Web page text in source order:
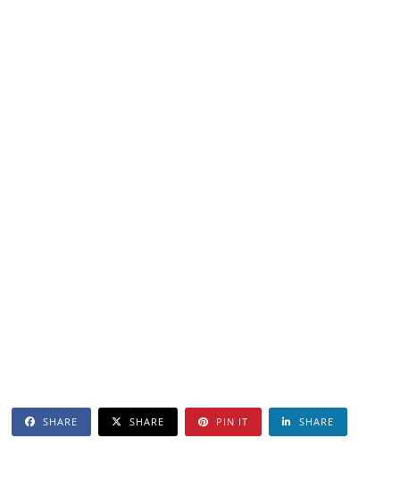
SHARE SHARE PIN IT SHARE